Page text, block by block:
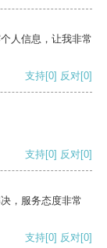
人信息，让我非常
支持[0] 反对[0]
支持[0] 反对[0]
，服务态度非常
支持[0] 反对[0]